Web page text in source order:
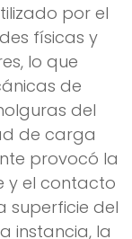
por el
físicas y
lo que
de
del
de carga
provocó la
y el contacto
superficie del
instancia, la